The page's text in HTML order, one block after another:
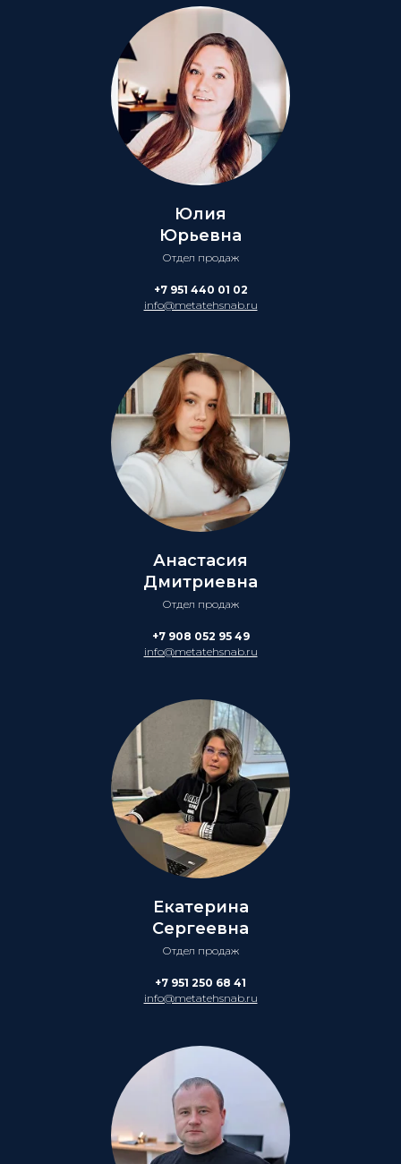
Юлия
Юрьевна
Отдел продаж
+7 951 440 01 02
info@metatehsnab.ru
Анастасия
Дмитриевна
Отдел продаж
+7 908 052 95 49
info@metatehsnab.ru
Екатерина
Сергеевна
Отдел продаж
+7 951 250 68 41
info@metatehsnab.ru